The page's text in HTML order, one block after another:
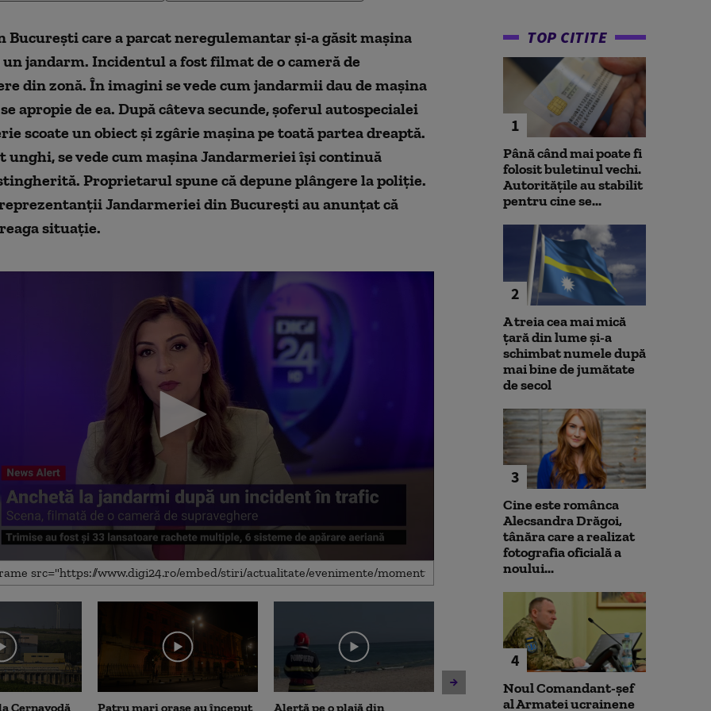
București care a parcat neregulemantarși-a găsit mașina
un jandarm. Incidentula fost filmat de o camerăde
din zonă. Înimagini se vede cum jandarmii dau de mașina
apropie de ea. După câteva secunde, șoferul autospecialei
scoate un obiect și zgârie mașina pe toată partea dreaptă.
se vede cum mașina Jandarmeriei își continuă
Proprietarul spune că depune plângere la poliție.
Jandarmeriei din București au anunțat că
situație.
Cernavodă
Patru mari orașe au început
Alertă pe o plajă din
Amenzi pentru cei care
Un asistent
TOP CITITE
1
Până când mai poate fi
folosit buletinul vechi.
Autoritățile au stabilit
pentru cine se...
2
A treia cea mai mică
țară din lume și-a
schimbat numele după
mai bine de jumătate
de secol
3
Cine este românca
Alecsandra Drăgoi,
tânăra care a realizat
fotografia oficială a
noului...
4
Noul Comandant-șef
al Armatei ucrainene